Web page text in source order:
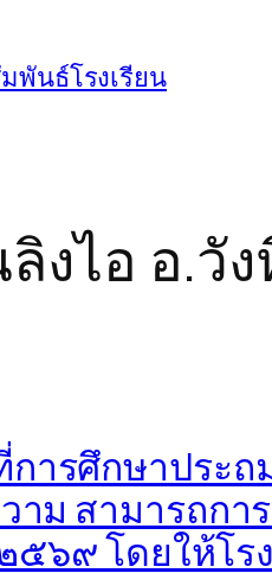
พันธ์โรงเรียน
งไอ อ.วั
ารศึกษาประถ
าม สามารถก
๕๖๙ โดยให้โร